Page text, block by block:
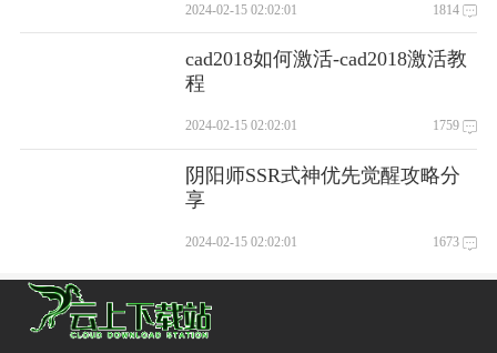
2024-02-15 02:02:01 1814
cad2018如何激活-cad2018激活教
程
2024-02-15 02:02:01 1759
阴阳师SSR式神优先觉醒攻略分
享
2024-02-15 02:02:01 1673